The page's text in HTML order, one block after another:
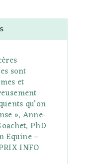
e
r
e
s
o
l
sont
et
qu’on
», Anne-
PhD
Equine –
INFO